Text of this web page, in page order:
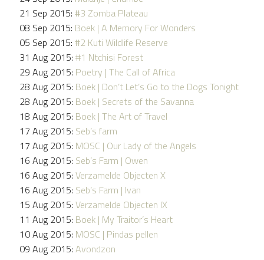
21 Sep 2015: #3 Zomba Plateau
08 Sep 2015: Boek | A Memory For Wonders
05 Sep 2015: #2 Kuti Wildlife Reserve
31 Aug 2015: #1 Ntchisi Forest
29 Aug 2015: Poetry | The Call of Africa
28 Aug 2015: Boek | Don’t Let’s Go to the Dogs Tonight
28 Aug 2015: Boek | Secrets of the Savanna
18 Aug 2015: Boek | The Art of Travel
17 Aug 2015: Seb’s farm
17 Aug 2015: MOSC | Our Lady of the Angels
16 Aug 2015: Seb’s Farm | Owen
16 Aug 2015: Verzamelde Objecten X
16 Aug 2015: Seb’s Farm | Ivan
15 Aug 2015: Verzamelde Objecten IX
11 Aug 2015: Boek | My Traitor’s Heart
10 Aug 2015: MOSC | Pindas pellen
09 Aug 2015: Avondzon